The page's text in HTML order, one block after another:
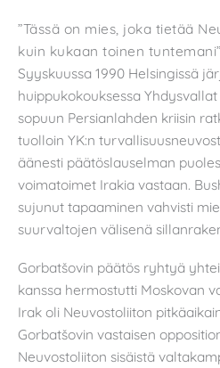
”Tässä on mies, joka tietää
kuin kukaan toinen tuntemani”
Syyskuussa 1990 Helsingissä
huippukokouksessa
sopuun Persianlahden kriisin
tuolloin YK:n
äänesti päätöslauselman
voimatoimet Irakia vastaan.
sujunut tapaaminen vahvisti
suurvaltojen välisenä
Gorbatšovin päätös ryhtyä
kanssa hermostutti Moskovan
Irak oli Neuvostoliiton
Gorbatšovin vastaisen
Neuvostoliiton sisäistä